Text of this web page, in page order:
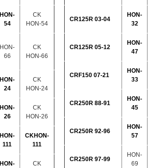
HON-
54
CK
HON-54
HON-
66
CK
HON-66
HON-
24
CK
HON-24
HON-
26
CK
HON-26
HON-
111
CKHON-
111
HON-
CK
CR125R 03-04
HON-
32
CR125R 05-12
HON-
47
CRF150 07-21
HON-
33
CR250R 88-91
HON-
45
CR250R 92-96
HON-
57
CR250R 97-99
HON-
69